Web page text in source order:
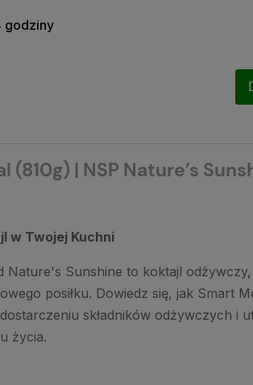
godziny
(810g) | NSP Nature’s
w Twojej Kuchni
Nature's Sunshine to koktajl
posiłku. Dowiedz się, jak Smart
składników odżywczych i
życia.